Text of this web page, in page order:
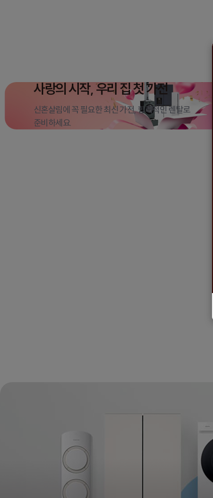
사랑의 시작,우리 집 첫 가전
신혼살림에 꼭 필요한 최신 가전, 합리적인 렌탈로
준비하세요.